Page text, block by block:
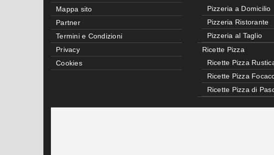
Mappa sito
Partner
Termini e Condizioni
Privacy
Cookies
Pizzeria a Domicilio
Pizzeria Ristorante
Pizzeria al Taglio
Ricette Pizza
Ricette Pizza
Ricette Pizza
Ricette Pizza di